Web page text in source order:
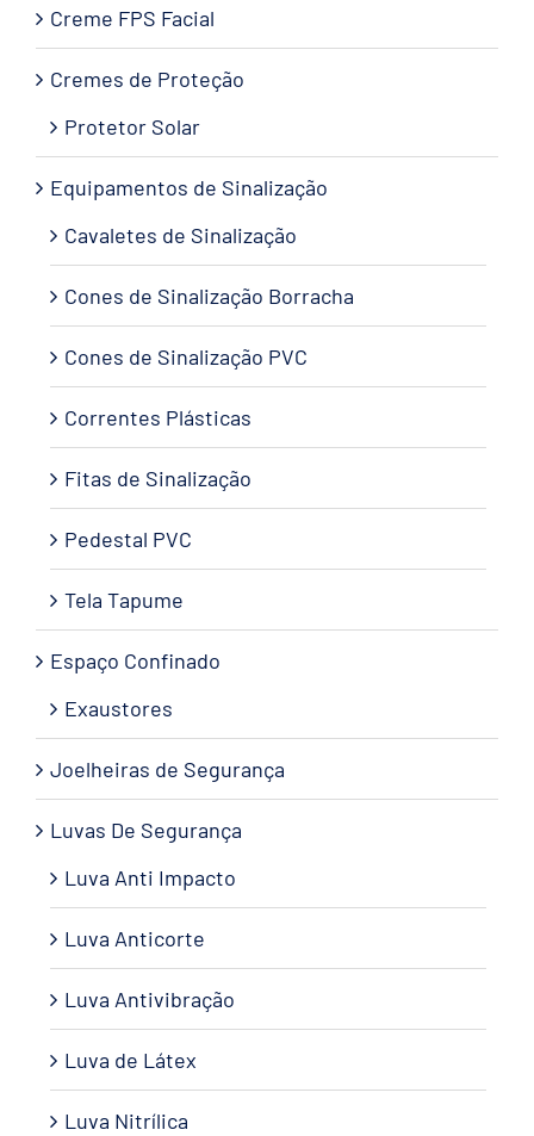
Creme FPS Facial
Cremes de Proteção
Protetor Solar
Equipamentos de Sinalização
Cavaletes de Sinalização
Cones de Sinalização Borracha
Cones de Sinalização PVC
Correntes Plásticas
Fitas de Sinalização
Pedestal PVC
Tela Tapume
Espaço Confinado
Exaustores
Joelheiras de Segurança
Luvas De Segurança
Luva Anti Impacto
Luva Anticorte
Luva Antivibração
Luva de Látex
Luva Nitrílica